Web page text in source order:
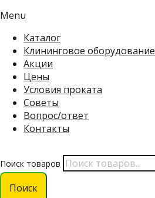
Menu
Каталог
Клининговое оборудование
Акции
Цены
Условия проката
Советы
Вопрос/ответ
Контакты
Поиск товаров
Поиск